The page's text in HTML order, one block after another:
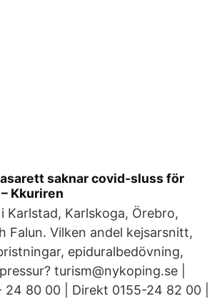
saknar covid-sluss för
Kkuriren
Karlstad, Karlskoga, Örebro,
Falun. Vilken andel kejsarsnitt,
epiduralbedövning,
turism@nykoping.se |
24 80 00 | Direkt 0155-24 82 00 |